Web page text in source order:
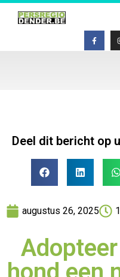
Deel dit bericht op
augustus 26, 2025